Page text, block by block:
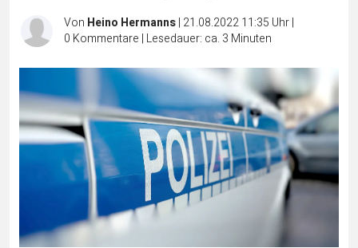
Von Heino Hermanns| 21.08.2022 11:35 Uhr|
0 Kommentare | Lesedauer: ca. 3 Minuten